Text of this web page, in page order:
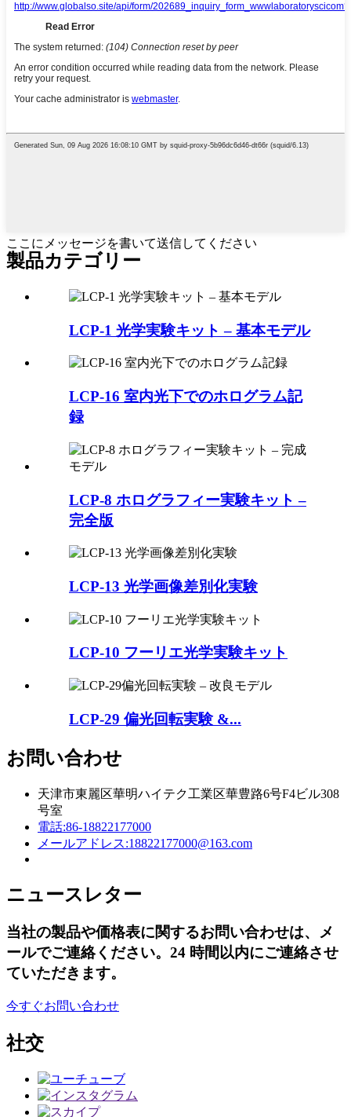
ここにメッセージを書いて送信してください
製品カテゴリー
LCP-1 光学実験キット – 基本モデル
LCP-16 室内光下でのホログラム記
録
LCP-8 ホログラフィー実験キット –
完全版
LCP-13 光学画像差別化実験
LCP-10 フーリエ光学実験キット
LCP-29 偏光回転実験 &...
お問い合わせ
天津市東麗区華明ハイテク工業区華豊路6号F4ビル308
号室
電話:86-18822177000
メールアドレス:18822177000@163.com
ニュースレター
当社の製品や価格表に関するお問い合わせは、メ
ールでご連絡ください。24 時間以内にご連絡させ
ていただきます。
今すぐお問い合わせ
社交